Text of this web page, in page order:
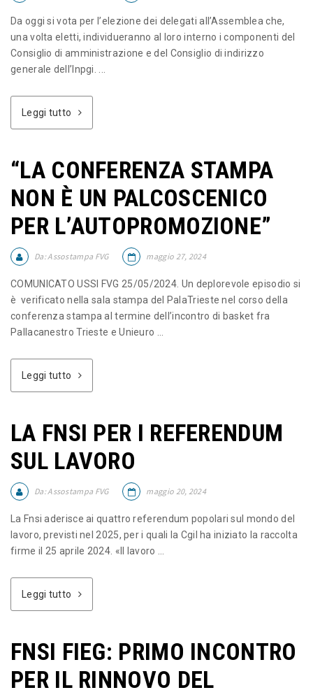
Da oggi si vota per l’elezione dei delegati all’Assemblea che,
una volta eletti, individueranno al loro interno i componenti del
Consiglio di amministrazione e del Consiglio di indirizzo
generale dell’Inpgi. ...
Leggi tutto
“LA CONFERENZA STAMPA
NON È UN PALCOSCENICO
PER L’AUTOPROMOZIONE”
Da:Assostampa FVG maggio 27, 2024
COMUNICATO USSI FVG 25/05/2024. Un deplorevole episodio si
è verificato nella sala stampa del PalaTrieste nel corso della
conferenza stampa al termine dell’incontro di basket fra
Pallacanestro Trieste e Unieuro ...
Leggi tutto
LA FNSI PER I REFERENDUM
SUL LAVORO
Da:Assostampa FVG maggio 20, 2024
La Fnsi aderisce ai quattro referendum popolari sul mondo del
lavoro, previsti nel 2025, per i quali la Cgil ha iniziato la raccolta
firme il 25 aprile 2024. «Il lavoro ...
Leggi tutto
FNSI FIEG: PRIMO INCONTRO
PER IL RINNOVO DEL